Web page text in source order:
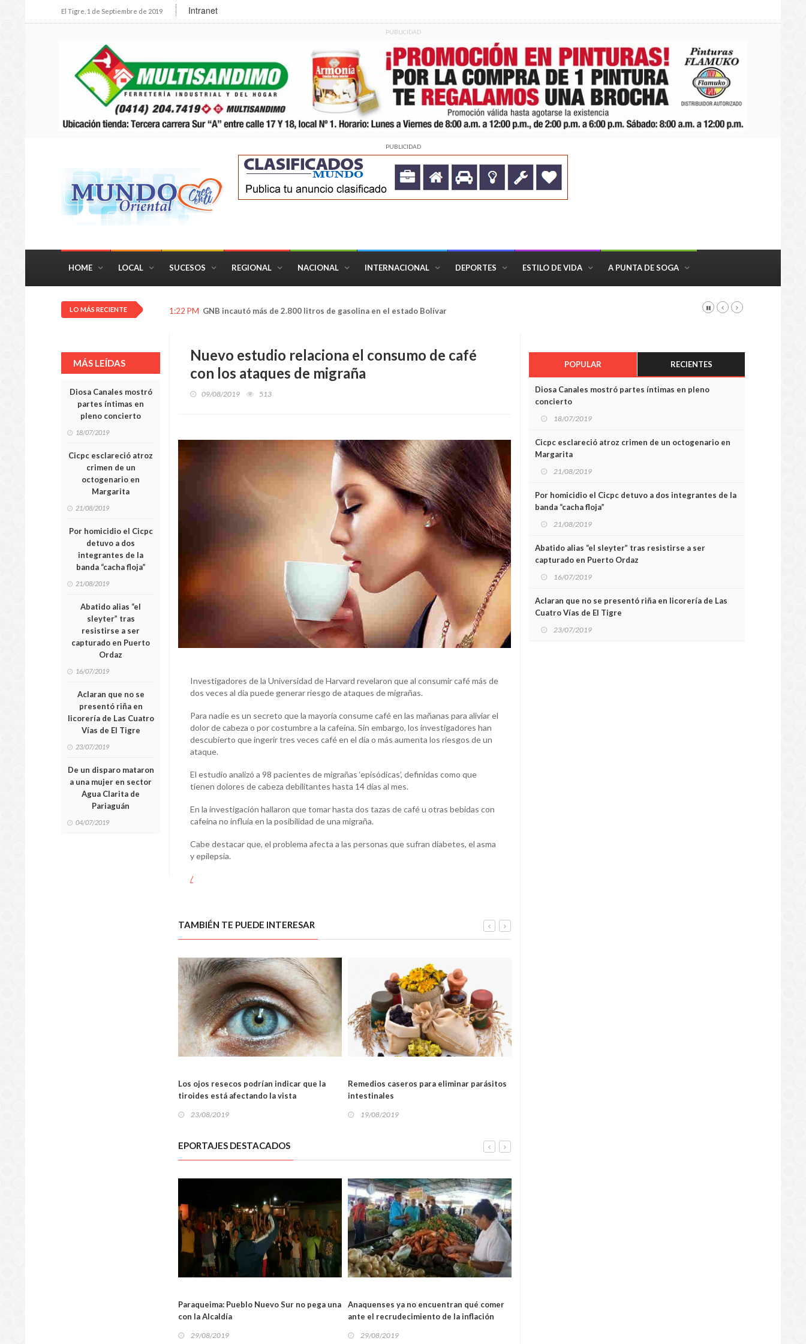
El Tigre, 1 de Septiembre de 2019 Intranet
PUBLICIDAD
PUBLICIDAD
HOME LOCAL SUCESOS REGIONAL NACIONAL INTERNACIONAL DEPORTES ESTILO DE VIDA A PUNTA DE SOGA
LO MÁS RECIENTE 12:16 PM Trabajador del campo se dio un machetazo en una mano cuando estaba trabajando
MÁS LEÍDAS
Diosa Canales mostró
partes íntimas en
pleno concierto
18/07/2019
Cicpc esclareció atroz
crimen de un
octogenario en
Margarita
21/08/2019
Por homicidio el Cicpc
detuvo a dos
integrantes de la
banda “cacha floja”
21/08/2019
Abatido alias “el
sleyter” tras
resistirse a ser
capturado en Puerto
Ordaz
16/07/2019
Aclaran que no se
presentó riña en
licorería de Las Cuatro
Vías de El Tigre
23/07/2019
De un disparo mataron
a una mujer en sector
Agua Clarita de
Pariaguán
04/07/2019
Nuevo estudio relaciona el consumo de café
con los ataques de migraña
09/08/2019 513
Investigadores de la Universidad de Harvard revelaron que al consumir café más de
dos veces al día puede generar riesgo de ataques de migrañas.
Para nadie es un secreto que la mayoría consume café en las mañanas para aliviar el
dolor de cabeza o por costumbre a la cafeína. Sin embargo, los investigadores han
descubierto que ingerir tres veces café en el día o más aumenta los riesgos de un
ataque.
El estudio analizó a 98 pacientes de migrañas ‘episódicas’, definidas como que
tienen dolores de cabeza debilitantes hasta 14 días al mes.
En la investigación hallaron que tomar hasta dos tazas de café u otras bebidas con
cafeína no influía en la posibilidad de una migraña.
Cabe destacar que, el problema afecta a las personas que sufran diabetes, el asma
y epilepsia.
/
TAMBIÉN TE PUEDE INTERESAR
Los ojos resecos podrían indicar que la
tiroides está afectando la vista
23/08/2019
ESTILO DE VIDA
Remedios caseros para eliminar parásitos
intestinales
19/08/2019
EPORTAJES DESTACADOS
Paraqueima: Pueblo Nuevo Sur no pega una
con la Alcaldía
29/08/2019
Anaquenses ya no encuentran qué comer
ante el recrudecimiento de la inflación
29/08/2019
POPULAR RECIENTES
Diosa Canales mostró partes íntimas en pleno
concierto
18/07/2019
Cicpc esclareció atroz crimen de un octogenario en
Margarita
21/08/2019
Por homicidio el Cicpc detuvo a dos integrantes de la
banda “cacha floja”
21/08/2019
Abatido alias “el sleyter” tras resistirse a ser
capturado en Puerto Ordaz
16/07/2019
Aclaran que no se presentó riña en licorería de Las
Cuatro Vías de El Tigre
23/07/2019